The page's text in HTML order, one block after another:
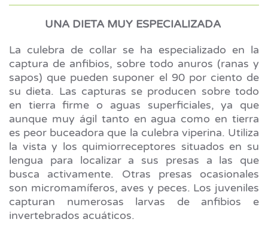
UNA DIETA MUY ESPECIALIZADA
La culebra de collar se ha especializado en la
captura de anfibios, sobre todo anuros (ranas y
sapos) que pueden suponer el 90 por ciento de
su dieta. Las capturas se producen sobre todo
en tierra firme o aguas superficiales, ya que
aunque muy ágil tanto en agua como en tierra
es peor buceadora que la culebra viperina. Utiliza
la vista y los quimiorreceptores situados en su
lengua para localizar a sus presas a las que
busca activamente. Otras presas ocasionales
son micromamíferos, aves y peces. Los juveniles
capturan numerosas larvas de anfibios e
invertebrados acuáticos.